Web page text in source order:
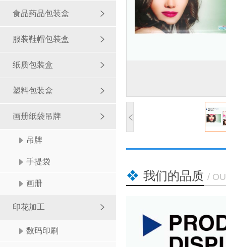
食品药品包装盒
服装鞋帽包装盒
纸质包装盒
塑料包装盒
画册纸袋吊牌
吊牌
手提袋
画册
印花加工
数码印刷
我们的品质 /